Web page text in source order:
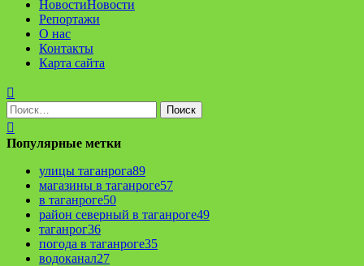
НовостиНовости
Репортажи
О нас
Контакты
Карта сайта
Найти:
Популярные метки
улицы таганрога89
магазины в таганроге57
в таганроге50
район северный в таганроге49
таганрог36
погода в таганроге35
водоканал27